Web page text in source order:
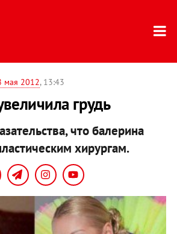
мая 2012, 13:43
грудь
что балерина
хирургам.